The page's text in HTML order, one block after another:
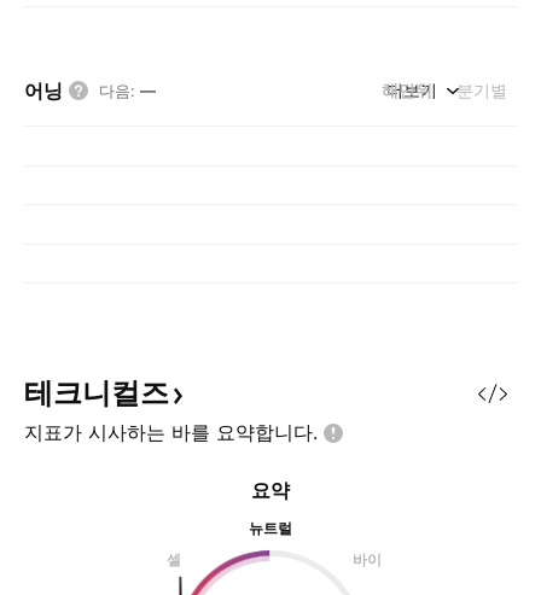
어닝 다음: — 해단위 분기별
더보기
테크니컬즈
지표가 시사하는 바를 요약합니다.
요약
뉴트럴
셀
바이